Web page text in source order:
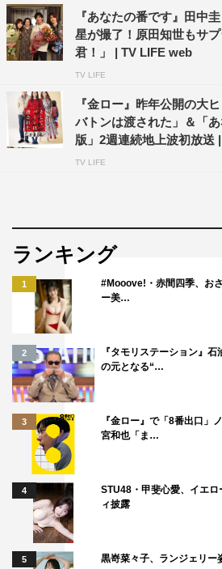
『あなたの番です』田中
星が撮了！原田知世もサ
君！」 | TV LIFE web
TV LIFE
『金ロー』昨年公開の大
バトンは渡された」＆「
版」2週連続地上波初放送
TV LIFE
ランキング
1
#Mooove!・赤間四季、お
ー美…
2
『タモリステーション』
の元となる“…
3
『金ロー』で「8番出口
宮和也「ま…
4
STU48・甲斐心愛、イエ
ィ披露
5 黒嵜菜々子、ランジェリー